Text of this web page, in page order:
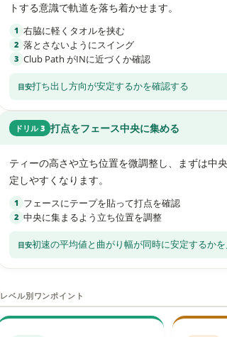
トする意識で軌道を落ち着かせます。
1 右脇に軽くタオルを挟む
2 落とさないようにスイング
3 Club Path がINに近づくか確認
打ち出し方向が安定するかを確認する
ドリル 3 打点をフェース中央に集める
ティーの高さや立ち位置を微調整し、まずは中
定しやすくなります。
1 フェースにテープを貼って打点を確認
2 中央に集まるよう立ち位置を調整
初速の平均値と曲がり幅が同時に安定するか
レベル別ワンポイント